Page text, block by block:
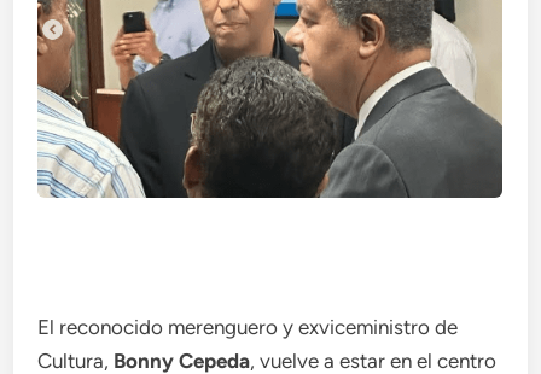
El reconocido merenguero y exviceministro de
Cultura, Bonny Cepeda, vuelve a estar en el centro